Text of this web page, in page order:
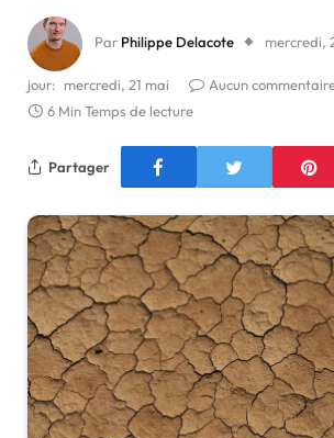
Par Philippe Delacote mercredi,
jour: mercredi, 21 mai
Aucun
6 Min Temps de lecture
Partager